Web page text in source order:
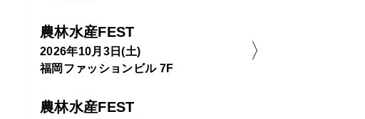
農林水産FEST
2026年10月3日(土)
福岡ファッションビル 7F
農林水産FEST